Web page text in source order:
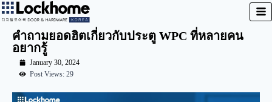
คำถามยอดฮิตเกี่ยวกับประตู WPC ที่หลายคน
อยากรู้
January 30, 2024
Post Views: 29